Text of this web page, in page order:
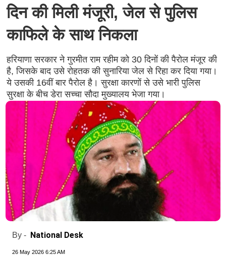
दिन की मिली मंजूरी, जेल से पुलिस
काफिले के साथ निकला
हरियाणा सरकार ने गुरमीत राम रहीम को 30 दिनों की पैरोल मंजूर की
है, जिसके बाद उसे रोहतक की सुनारिया जेल से रिहा कर दिया गया।
ये उसकी 16वीं बार पैरोल है। सुरक्षा कारणों से उसे भारी पुलिस
सुरक्षा के बीच डेरा सच्चा सौदा मुख्यालय भेजा गया।
By - National Desk
26 May 2026 6:25 AM